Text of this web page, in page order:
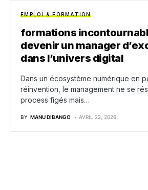
EMPLOI & FORMATION
formations
devenir un manager
dans l’univers digital
Dans un écosystème numérique en
réinvention, le management ne se
process figés mais…
BY MANU DIBANGO AVRIL 22, 2026